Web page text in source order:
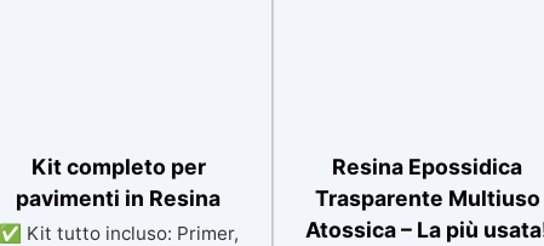
Kit completo per
pavimenti in Resina
✅ Kit tutto incluso: Primer,
Resina Epossidica
Trasparente Multiuso
Atossica – La più